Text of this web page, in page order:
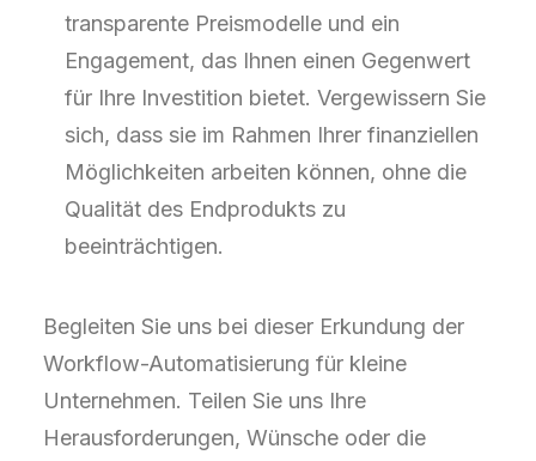
transparente Preismodelle und ein
Engagement, das Ihnen einen Gegenwert
für Ihre Investition bietet. Vergewissern Sie
sich, dass sie im Rahmen Ihrer finanziellen
Möglichkeiten arbeiten können, ohne die
Qualität des Endprodukts zu
beeinträchtigen.
Begleiten Sie uns bei dieser Erkundung der
Workflow-Automatisierung für kleine
Unternehmen. Teilen Sie uns Ihre
Herausforderungen, Wünsche oder die